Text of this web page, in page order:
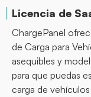
Licencia de
ChargePanel
de Carga para
asequibles y
para que puedas
carga de